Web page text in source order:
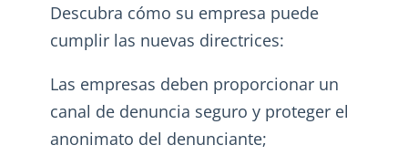
Descubra cómo su empresa puede
cumplir las nuevas directrices:
Las empresas deben proporcionar un
canal de denuncia seguro y proteger el
anonimato del denunciante;